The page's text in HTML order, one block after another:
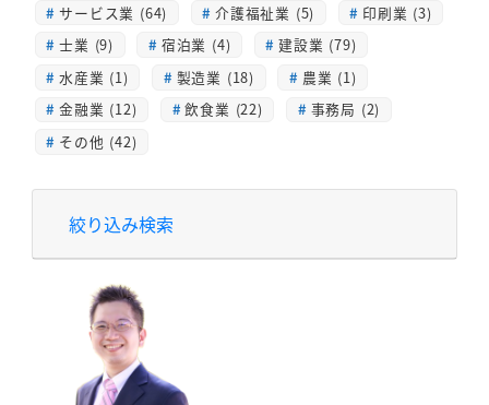
サービス業 (64) 介護福祉業 (5)
印刷業 (3)
士業 (9)
宿泊業 (4)
建設業 (79)
水産業 (1)
製造業 (18)
農業 (1)
金融業 (12)
飲食業 (22)
事務局 (2)
その他 (42)
絞り込み検索